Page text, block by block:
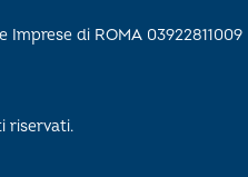
Imprese di ROMA 03922811009
riservati.